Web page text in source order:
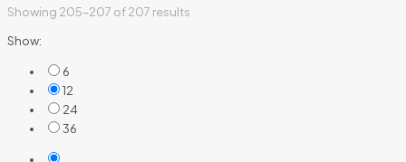
Showing 205–207 of 207 results
Show:
6
12
24
36